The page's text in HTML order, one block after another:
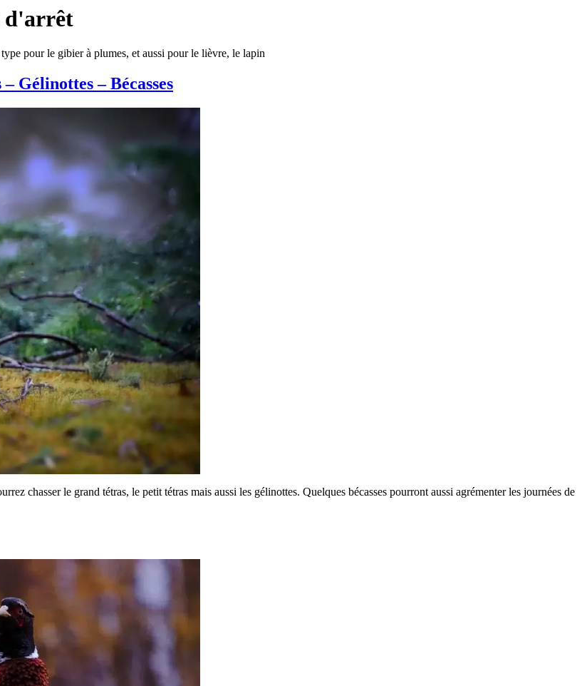
d'arrêt
pour le gibier à plumes, et aussi pour le lièvre, le lapin
Gélinottes – Bécasses
chasser le grand tétras, le petit tétras mais aussi les gélinottes. Quelques bécasses pourront aussi agrémenter les journées de